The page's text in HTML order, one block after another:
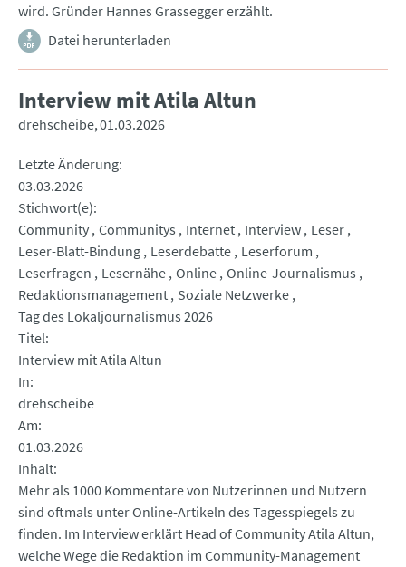
wird. Gründer Hannes Grassegger erzählt.
Datei herunterladen
Interview mit Atila Altun
drehscheibe 01.03.2026
Letzte Änderung
03.03.2026
Stichwort(e)
Community Communitys Internet Interview Leser
Leser-Blatt-Bindung Leserdebatte Leserforum
Leserfragen
Lesernähe Online Online-Journalismus
Redaktionsmanagement Soziale Netzwerke
Tag des Lokaljournalismus 2026
Titel
Interview mit Atila Altun
In
drehscheibe
Am
01.03.2026
Inhalt
Mehr als 1000 Kommentare von Nutzerinnen und Nutzern
sind oftmals unter Online-Artikeln des Tagesspiegels zu
finden. Im Interview erklärt Head of Community Atila Altun,
welche Wege die Redaktion im Community-Management